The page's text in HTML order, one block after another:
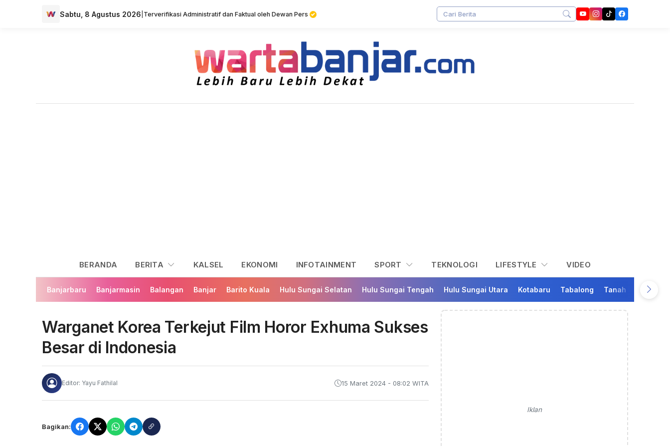
Sabtu, 8 Agustus 2026 Terverifikasi Administratif dan Faktual oleh Dewan Pers
BERANDA BERITA KALSEL EKONOMI INFOTAINMENT SPORT TEKNOLOGI LIFESTYLE VIDEO
Banjarbaru Banjarmasin Balangan Banjar Barito Kuala Hulu Sungai Selatan Hulu Sungai Tengah Hulu Sungai Utara Kotabaru Tabalong Tanah Bumbu
Warganet Korea Terkejut Film Horor Exhuma Sukses
Besar di Indonesia
Editor: Yayu Fathilal 15 Maret 2024 - 08:02 WITA
Bagikan:
Iklan